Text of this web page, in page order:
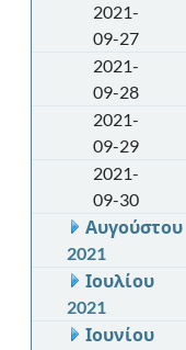
2021-
09-27
2021-
09-28
2021-
09-29
2021-
09-30
Αυγούστου
2021
Ιουλίου
2021
Ιουνίου